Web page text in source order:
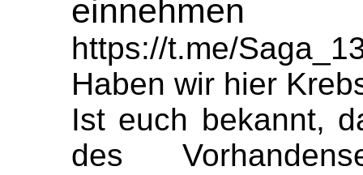
einnehmen
https://t.me/
Haben wir hier
Ist euch bekannt,
des